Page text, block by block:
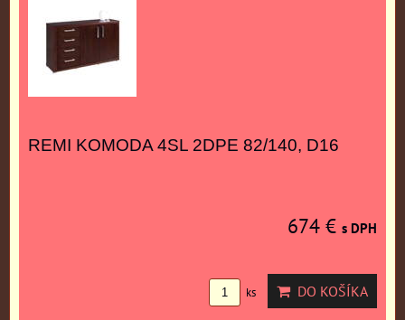
REMI KOMODA 4SL 2DPE 82/140, D16
674 € s DPH
ks DO KOŠÍKA